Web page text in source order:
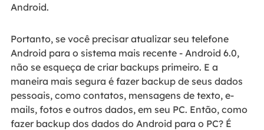
Android.
Portanto, se você precisar atualizar seu telefone
Android para o sistema mais recente - Android 6.0,
não se esqueça de criar backups primeiro. E a
maneira mais segura é fazer backup de seus dados
pessoais, como contatos, mensagens de texto, e-
mails, fotos e outros dados, em seu PC. Então, como
fazer backup dos dados do Android para o PC? É